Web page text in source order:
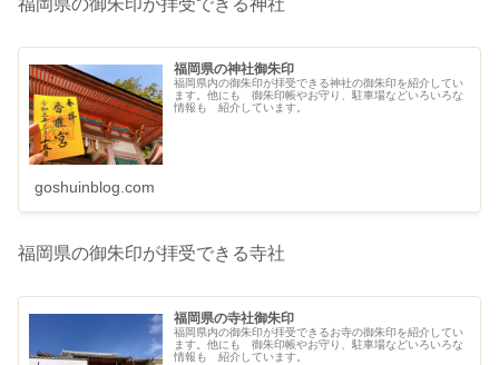
福岡県の御朱印が拝受できる神社
福岡県の神社御朱印
福岡県内の御朱印が拝受できる神社の御朱印を紹介してい
ます。他にも 御朱印帳やお守り、駐車場などいろいろな
情報も 紹介しています。
goshuinblog.com
福岡県の御朱印が拝受できる寺社
福岡県の寺社御朱印
福岡県内の御朱印が拝受できるお寺の御朱印を紹介してい
ます。他にも 御朱印帳やお守り、駐車場などいろいろな
情報も 紹介しています。